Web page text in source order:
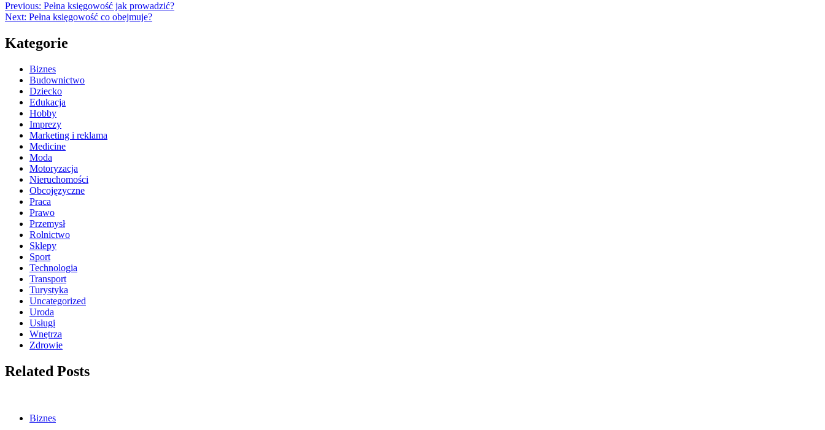
Previous: Pełna księgowość jak prowadzić?
Next: Pełna księgowość co obejmuje?
Kategorie
Biznes
Budownictwo
Dziecko
Edukacja
Hobby
Imprezy
Marketing i reklama
Medicine
Moda
Motoryzacja
Nieruchomości
Obcojęzyczne
Praca
Prawo
Przemysł
Rolnictwo
Sklepy
Sport
Technologia
Transport
Turystyka
Uncategorized
Uroda
Usługi
Wnętrza
Zdrowie
Related Posts
Biznes